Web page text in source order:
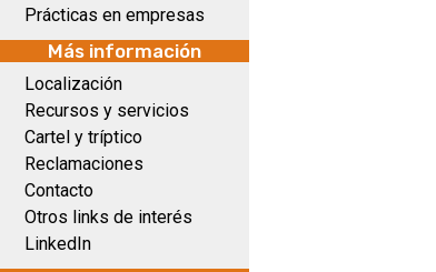
Prácticas en empresas
Más información
Localización
Recursos y servicios
Cartel y tríptico
Reclamaciones
Contacto
Otros links de interés
LinkedIn